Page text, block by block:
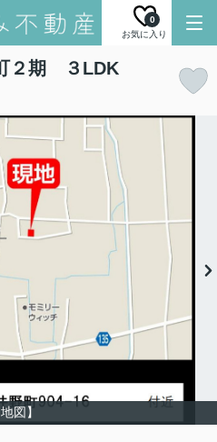
お気に入り
0
２期 ３LDK
地図】